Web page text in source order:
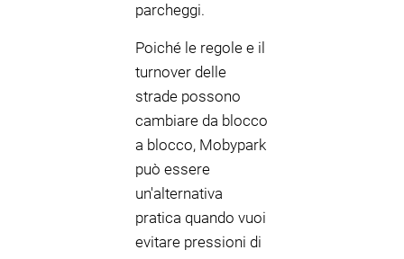
parcheggi.
Poiché le regole e il
turnover delle
strade possono
cambiare da blocco
a blocco, Mobypark
può essere
un'alternativa
pratica quando vuoi
evitare pressioni di